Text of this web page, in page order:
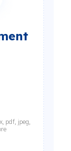
pdf, jpeg,